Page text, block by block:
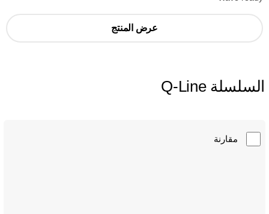
عرض المنتج
السلسلة Q-Line
مقارنة